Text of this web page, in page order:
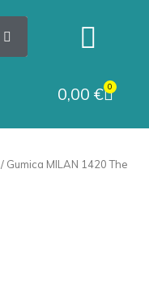
0,00 € 0
/ Gumica MILAN 1420 The